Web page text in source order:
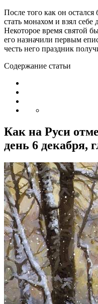
После того как он
стать монахом и взял
Некоторое время святой
его назначили первым
честь него праздник
Содержание статьи
Как на Руси
день 6 декабря,